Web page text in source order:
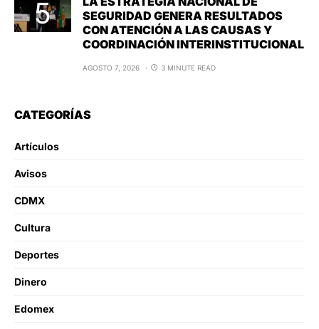
SEGURIDAD GENERA RESULTADOS
CON ATENCIÓN A LAS CAUSAS Y
COORDINACIÓN INTERINSTITUCIONAL
AGOSTO 7, 2026 3 MINUTE READ
CATEGORÍAS
Artículos
Avisos
CDMX
Cultura
Deportes
Dinero
Edomex